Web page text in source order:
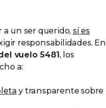
un ser querido, sí es
responsabilidades. En
vuelo 5481, los
a:
y transparente sobre